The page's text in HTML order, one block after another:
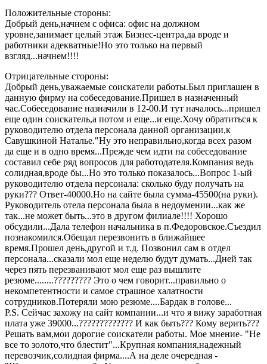
Положительные стороны:
Добрый день,начнем с офиса: офис на должном
уровне,занимает целый этаж Бизнес-центра,да вроде и
работники адекватные!Но это только на первый
взгляд...начнем!!!!
Отрицательные стороны:
Добрый день,уважаемые соискатели работы.Был приглашен в
данную фирму на собеседование.Пришел в назначенный
час.Собеседование назначили в 12-00.И тут началось...пришел
еще один соискатель,а потом и еще...и еще.Хочу обратиться к
руководителю отдела персонала данной организации,к
Савушкиной Наталье."Ну это неправильно,когда всех разом
да еще и в одно время...Прежде чем идти на собеседование
составил себе ряд вопросов для работодателя.Компания ведь
солидная,вроде бы...Но это только показалось...Вопрос 1-ый
руководителю отдела персонала: сколько буду получать на
руки??? Ответ-40000.Но на сайте была сумма-45500(на руки).
Руководитель отела персонала была в недоумении...как же
так...не может быть...это в другом филиале!!!! Хорошо
обсудили...Дала телефон начальника в п.Федоровское.Съездил
познакомился.Обещал перезвонить в ближайшее
время.Прошел день,другой и т.д. Позвонил сам в отдел
персонала...сказали мол еще неделю будут думать...Дней так
через пять перезванивают мол еще раз вышлите
резюме........????????? Это о чем говорит...правильно о
некомпетентности и самое страшное халатности
сотрудников.Потеряли мою резюме....Бардак в голове...
P.S. Сейчас захожу на сайт компании...и что я вижу заработная
плата уже 39000...????????????? И как быть??? Кому верить???
Решать вам,мои дорогие соискатели работы. Мое мнение- "Не
все то золото,что блестит"...Крупная компания,надежный
перевозчик,солидная фирма....А на деле очередная -